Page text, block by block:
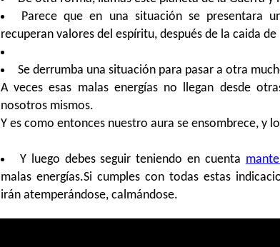
Parece que en una situación se presentara
recuperan valores del espíritu, después de la caida de
Se derrumba una situación para pasar a otra
A veces esas malas energías no llegan desde
nosotros mismos.
Y es como entonces nuestro aura se ensombrece, y
Y luego debes seguir teniendo en cuenta
malas energías.Si cumples con todas estas
irán atemperándose, calmándose.